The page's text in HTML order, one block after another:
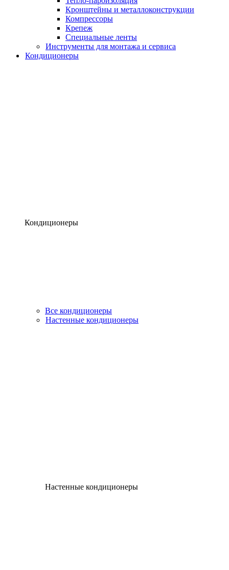
Кронштейны и металлоконструкции
Компрессоры
Крепеж
Специальные ленты
Инструменты для монтажа и сервиса
Кондиционеры
Кондиционеры
Все кондиционеры
Настенные кондиционеры
Настенные кондиционеры